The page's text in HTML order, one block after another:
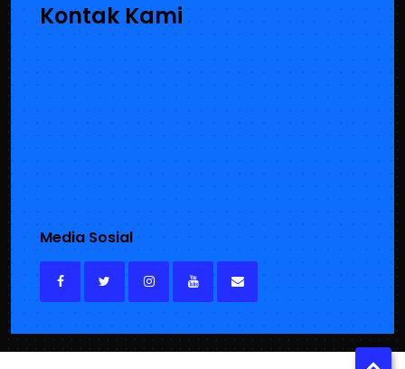
Kontak Kami
Media Sosial